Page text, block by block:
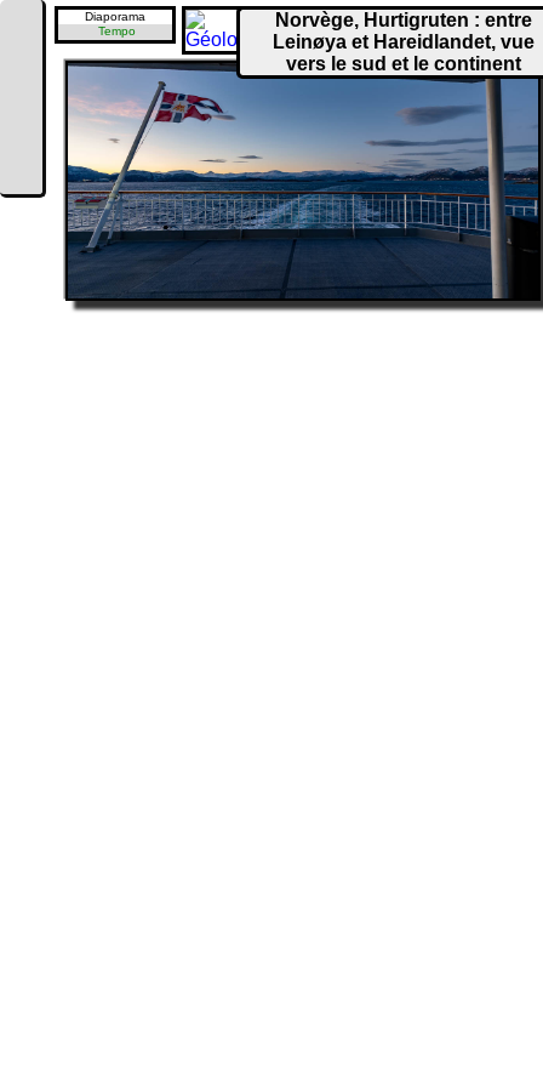
Diaporama
Tempo
Norvège, Hurtigruten : entre
Leinøya et Hareidlandet, vue
vers le sud et le continent